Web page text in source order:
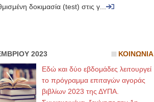
δοκιμασία (test) στις γ...
2023 ΚΟΙΝΩΝΙΑ
Εδώ και δύο εβδομάδες λειτουργεί
το πρόγραμμα επιταγών αγοράς
βιβλίων 2023 της ΔΥΠΑ.